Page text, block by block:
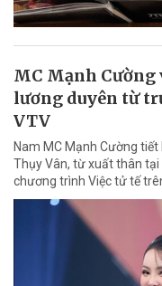
MC Mạnh Cường
lương duyên từ
VTV
Nam MC Mạnh Cường
Thụy Vân, từ xuất thân
chương trình Việc tử tế